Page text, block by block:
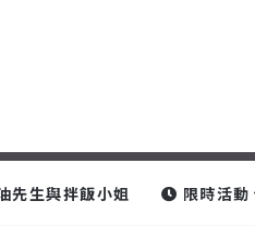
先生與拌飯小姐 限時活動